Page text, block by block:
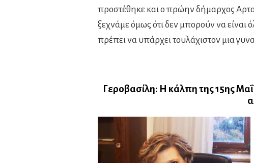
προστέθηκε και ο πρώην δήμαρχος
ξεχνάμε όμως ότι δεν μπορούν να
πρέπει να υπάρχει τουλάχιστον μια
Γεροβασίλη: Η κάλπη της 15ης